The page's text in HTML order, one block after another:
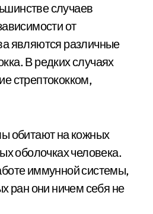
случаев
от
являются различные
В редких случаях
стрептококком,
обитают на кожных
оболочках человека.
иммунной системы,
ран они ничем себя не